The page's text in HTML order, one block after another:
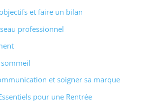
et faire un bilan
professionnel
et soigner sa marque
pour une Rentrée